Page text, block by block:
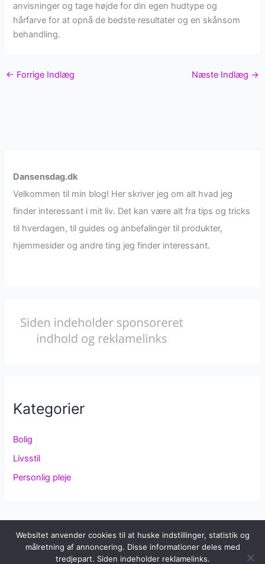
anvisninger og tage højde for din egen hudtype og
hårfarve for at opnå de bedste resultater og en skånsom
behandling.
← Forrige Indlæg Næste Indlæg →
Dansensdag.dk
Velkommen til min blog! Her skriver jeg om alt hvad jeg
finder interessant i mit liv. Det kan være alt fra tips og tricks
til hverdagen, til guides og anbefalinger til produkter,
hjemmesider og andre ting jeg finder interessant.
Kategorier
Bolig
Livsstil
Personlig pleje
Copyright © 2026 Dansens Dag | Cookie- og privatlivspolitik
Websitet anvender cookies til at huske indstillinger, statistik og
målretning af annoncering. Disse informationer deles med
tredjepart. Siden indeholder reklamelinks.